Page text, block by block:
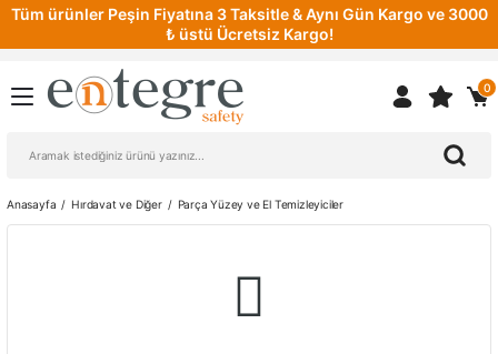
Tüm ürünler Peşin Fiyatına 3 Taksitle & Aynı Gün Kargo ve 3000
₺ üstü Ücretsiz Kargo!
0
Anasayfa Hırdavat ve Diğer Parça Yüzey ve El Temizleyiciler